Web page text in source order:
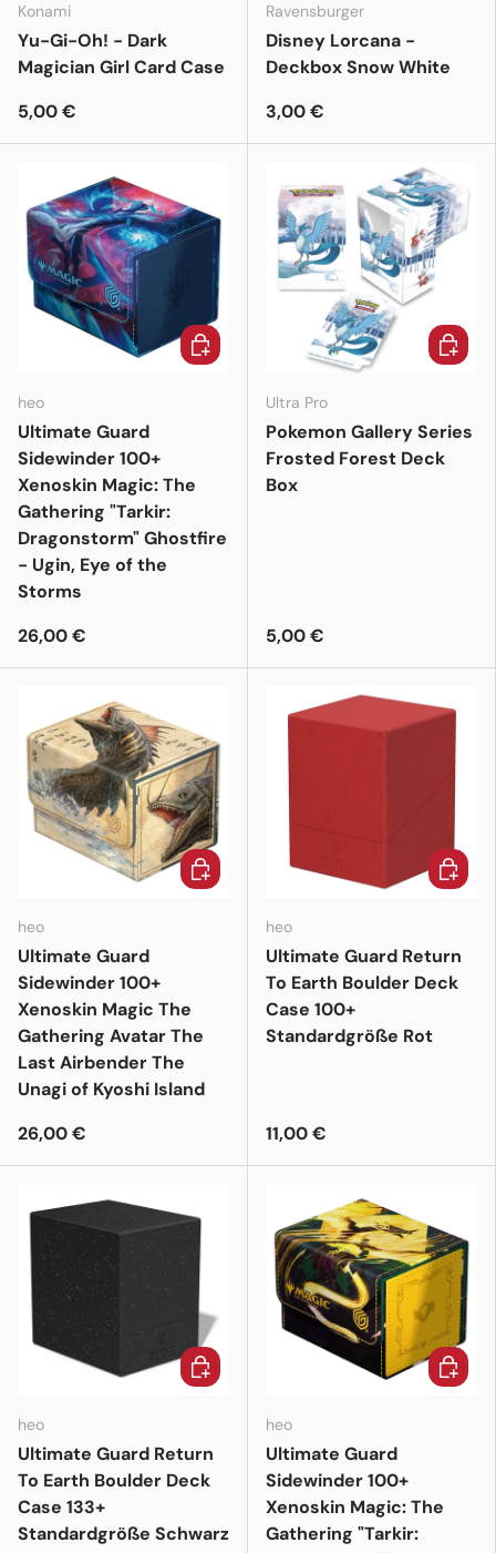
Konami
Yu-Gi-Oh! - Dark
Magician Girl Card Case
5,00 €
Ravensburger
Disney Lorcana -
Deckbox Snow White
3,00 €
heo
Ultimate Guard
Sidewinder 100+
Xenoskin Magic: The
Gathering "Tarkir:
Dragonstorm" Ghostfire
- Ugin, Eye of the
Storms
26,00 €
In den Warenkorb
Ultra Pro
Pokemon Gallery Series
Frosted Forest Deck
Box
5,00 €
In den
heo
Ultimate Guard
Sidewinder 100+
Xenoskin Magic The
Gathering Avatar The
Last Airbender The
Unagi of Kyoshi Island
26,00 €
In den Warenkorb
heo
Ultimate Guard Return
To Earth Boulder Deck
Case 100+
Standardgröße Rot
11,00 €
In den
heo
Ultimate Guard Return
To Earth Boulder Deck
Case 133+
Standardgröße Schwarz
In den Warenkorb
heo
Ultimate Guard
Sidewinder 100+
Xenoskin Magic: The
Gathering "Tarkir:
In den